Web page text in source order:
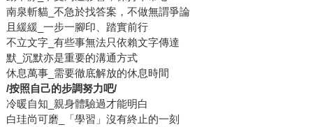
南泉斬貓_不急於找答案，不做無謂爭論
且緩緩_一步一腳印、踏實前行
不立文字_有些事無法只依賴文字傳達
默_沉默亦是重要的溝通方式
休息萬事_需要徹底解放的休息時間
/按照自己的步調努力吧/
冷暖自知_親身體驗過才能明白
白珪尚可磨_「學習」沒有終止的一刻